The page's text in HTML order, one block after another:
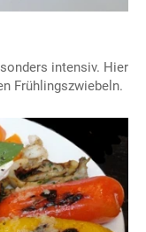
intensiv. Hier
Frühlingszwiebeln.